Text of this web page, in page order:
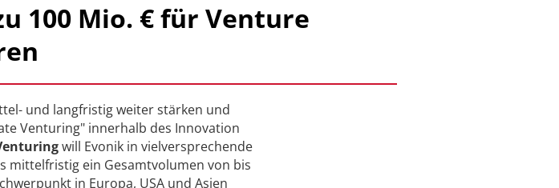
100 Mio. € für Venture
und langfristig weiter stärken und
Venturing" innerhalb des Innovation
will Evonik in vielversprechende
mittelfristig ein Gesamtvolumen von bis
in Europa, USA und Asien